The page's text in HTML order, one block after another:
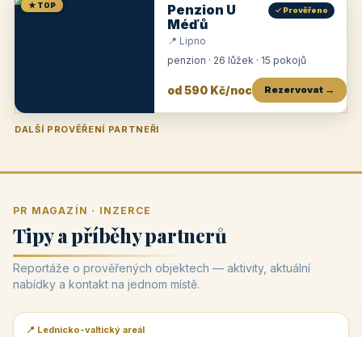
★ TOP
Penzion U
Méďů
✓ Prověřeno
📍 Lipno
penzion · 26 lůžek · 15 pokojů
od 590 Kč/noc Rezervovat →
DALŠÍ PROVĚŘENÍ PARTNEŘI
Penzion U Zámku Pension Faber
PR MAGAZÍN · INZERCE
Tipy a příběhy partnerů
Reportáže o prověřených objektech — aktivity, aktuální
nabídky a kontakt na jednom místě.
📰 PR článek
📍 Lednicko-valtický areál